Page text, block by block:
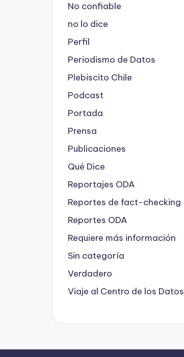
No confiable
no lo dice
Perfil
Periodismo de Datos
Plebiscito Chile
Podcast
Portada
Prensa
Publicaciones
Qué Dice
Reportajes ODA
Reportes de fact-checking
Reportes ODA
Requiere más información
Sin categoría
Verdadero
Viaje al Centro de los Datos